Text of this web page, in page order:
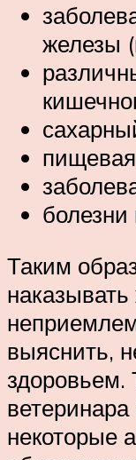
железы
Таким
выяснить,
здоровьем.
некоторые